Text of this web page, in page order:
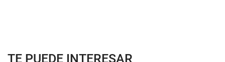
TE PUEDE INTERESAR